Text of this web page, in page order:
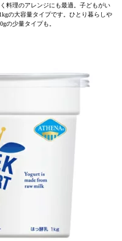
料理のアレンジにも最適。子どもがい
の大容量タイプです。ひとり暮らしや
の少量タイプも。